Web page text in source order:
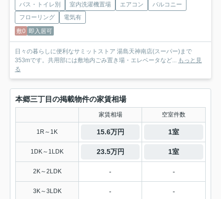
バス・トイレ別 室内洗濯機置場 エアコン
バルコニー
フローリング
電気有
敷0 即入居可
日々の暮らしに便利なサミットストア 湯島天神南店(スーパー)まで
353mです。共用部には敷地内ごみ置き場・エレベータなど...
もっと見
る
本郷三丁目の掲載物件の家賃相場
家賃相場 空室件数
1R～1K 15.6万円 1室
1DK～1LDK 23.5万円 1室
2K～2LDK - -
3K～3LDK - -